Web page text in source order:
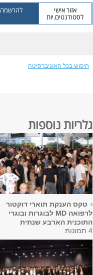
אזור אישי
לסטודנטים.יות
להרשמה
חיפוש בכל האוניברסיטה
גלריות נוספות
טקס הענקת תוארי דוקטור
לרפואה MD לבוגרות ובוגרי
התוכנית הארבע שנתית
4 תמונות